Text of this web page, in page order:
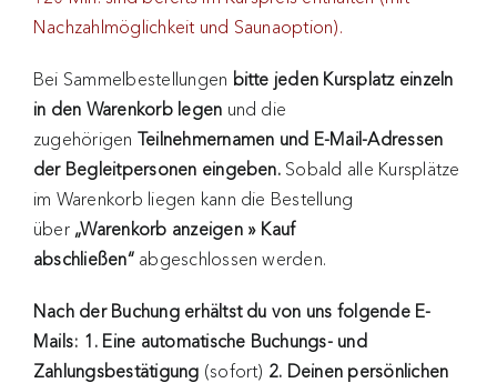
Nachzahlmöglichkeit und Saunaoption).
Bei Sammelbestellungen bitte jeden Kursplatz einzeln
in den Warenkorb legen und die
zugehörigen Teilnehmernamen und E-Mail-Adressen
der Begleitpersonen eingeben.Sobald alle Kursplätze
im Warenkorb liegen kann die Bestellung
über „Warenkorb anzeigen » Kauf
abschließen“abgeschlossen werden.
Nach der Buchung erhältst du von uns folgende E-
Mails: 1. Eine automatische Buchungs- und
Zahlungsbestätigung (sofort) 2. Deinen persönlichen